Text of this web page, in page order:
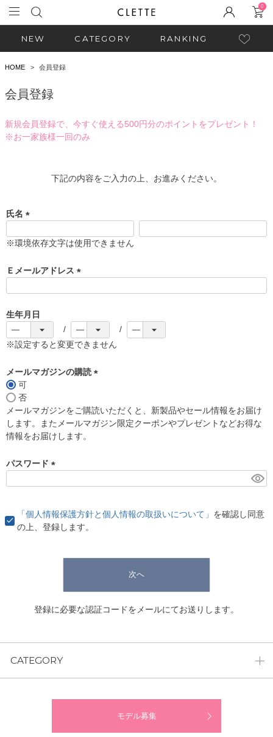
0
NEW CATEGORY RANKING
HOME 会員登録
会員登録
新規会員登録で、今すぐ使える500円分のポイントをプレゼント！
※お一家族様一回のみ
下記の内容をご入力の上、お進みください。
氏名
必
)
※環境依存文字は使用できません
Ｅメールアドレス
)
生年月日
※設定すると変更できません
メールマガジンの購読
須
)
可
否
メールマガジンをご購読いただくと、新製品やセール情報をお届け
します。またメールマガジン限定クーポンやプレゼントなどお得な
情報をお届けします。
パスワード
)
「個人情報保護方針と個人情報の取扱いについて」 を確認し同意
の上、登録します。
次へ
登録に必要な認証コードをメールにてお送りします。
CATEGORY
モデル募集